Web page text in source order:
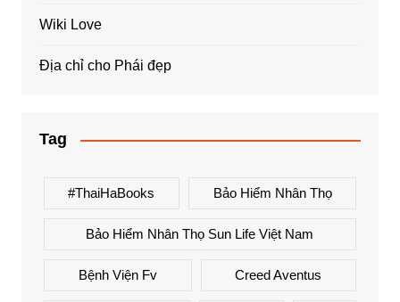
Wiki Love
Địa chỉ cho Phái đẹp
Tag
#ThaiHaBooks Bảo Hiểm Nhân Thọ
Bảo Hiểm Nhân Thọ Sun Life Việt Nam
Bệnh Viện Fv Creed Aventus